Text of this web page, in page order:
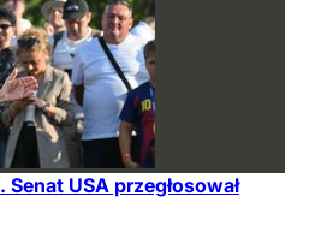
USA przegłosował